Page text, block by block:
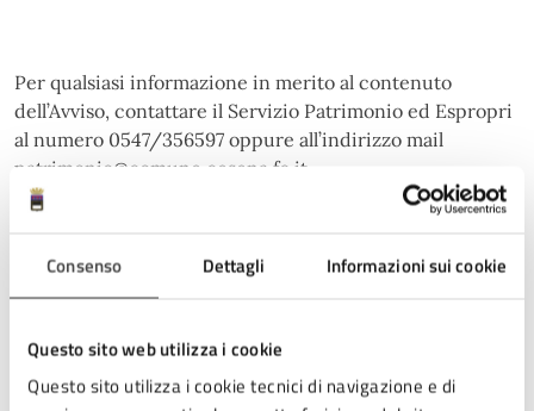
Consenso Dettagli Informazioni sui cookie
Questo sito web utilizza i cookie
Questo sito utilizza i cookie tecnici di navigazione e di
Per qualsiasi informazione in merito al contenuto
dell’Avviso, contattare il Servizio Patrimonio ed Espropri
al numero 0547/356597 oppure all’indirizzo mail
patrimonio@comune.cesena.fc.it.
Allegati
Bando Lotti San Mauro e Via Assano 1 e 2